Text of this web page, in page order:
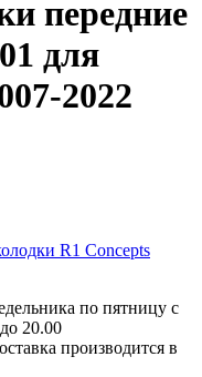
передние
для
2022
R1 Concepts
по пятницу с
20.00
производится в